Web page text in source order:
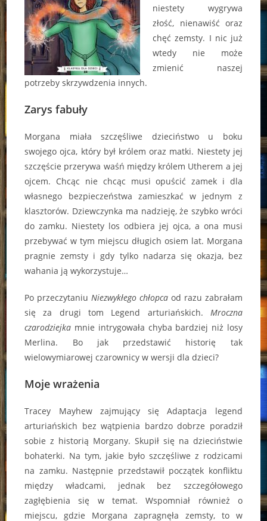
niestety wygrywa
złość, nienawiść oraz
chęć zemsty. I nic już
wtedy nie może
zmienić naszej
potrzeby skrzywdzenia innych.
Zarys fabuły
Morgana miała szczęśliwe dzieciństwo u boku
swojego ojca, który był królem oraz matki. Niestety jej
szczęście przerywa waśń między królem Utherem a jej
ojcem. Chcąc nie chcąc musi opuścić zamek i dla
własnego bezpieczeństwa zamieszkać w jednym z
klasztorów. Dziewczynka ma nadzieję, że szybko wróci
do zamku. Niestety los odbiera jej ojca, a ona musi
przebywać w tym miejscu długich osiem lat. Morgana
pragnie zemsty i gdy tylko nadarza się okazja, bez
wahania ją wykorzystuje…
Po przeczytaniuNiezwykłego chłopca od razu zabrałam
się za drugi tom Legend arturiańskich. Mroczna
czarodziejka mnie intrygowała chyba bardziej niż losy
Merlina. Bo jak przedstawić historię tak
wielowymiarowej czarownicy w wersji dla dzieci?
Moje wrażenia
Tracey Mayhew zajmujący się Adaptacja legend
arturiańskich bez wątpienia bardzo dobrze poradził
sobie z historią Morgany. Skupił się na dzieciństwie
bohaterki. Na tym, jakie było szczęśliwe z rodzicami
na zamku. Następnie przedstawił początek konfliktu
między władcami, jednak bez szczegółowego
zagłębienia się w temat. Wspomniał również o
miejscu, gdzie Morgana zapragnęła zemsty, to w